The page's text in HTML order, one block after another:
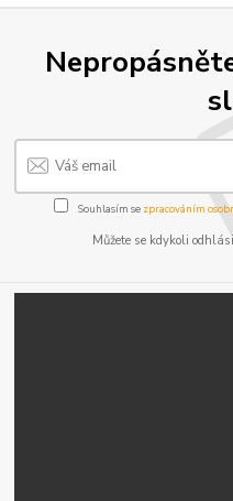
Souhlasím se zpracováním
Můžete se kdykoli